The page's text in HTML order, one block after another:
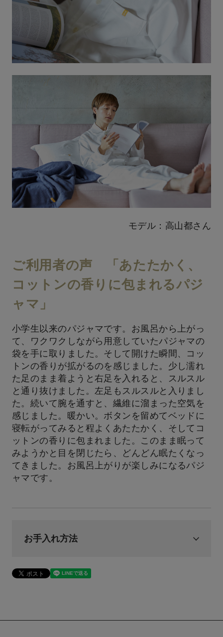
モデル：高山都さん
ご利用者の声 「あたたかく、
コットンの香りに包まれるパジ
ャマ」
小学生以来のパジャマです。お風呂から上がっ
て、ワクワクしながら用意していたパジャマの
袋を手に取りました。そして開けた瞬間、コッ
トンの香りが拡がるのを感じました。少し濡れ
た足のまま着ようと右足を入れると、スルスル
と通り抜けました。左足もスルスルと入りまし
た。続いて腕を通すと、繊維に溜まった空気を
感じました。暖かい。ボタンを留めてベッドに
寝転がってみると程よくあたたかく、そしてコ
ットンの香りに包まれました。このまま眠って
みようかと目を閉じたら、どんどん眠たくなっ
てきました。お風呂上がりが楽しみになるパジ
ャマです。
お手入れ方法